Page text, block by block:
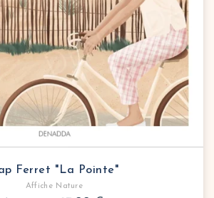
Ferret "La Pointe"
Affiche Nature